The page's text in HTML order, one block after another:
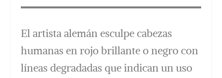
El artista alemán esculpe cabezas
humanas en rojo brillante o negro con
líneas degradadas que indican un uso